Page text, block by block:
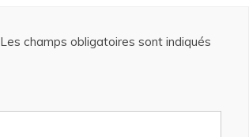
Les champs obligatoires sont indiqués